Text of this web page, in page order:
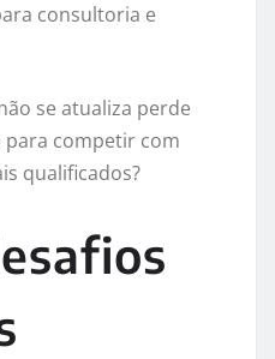
consultoria e
se atualiza perde
para competir com
qualificados?